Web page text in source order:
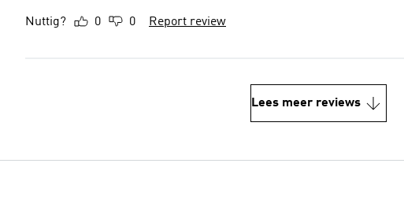
Nuttig? 0 0 Report review
Lees meer reviews